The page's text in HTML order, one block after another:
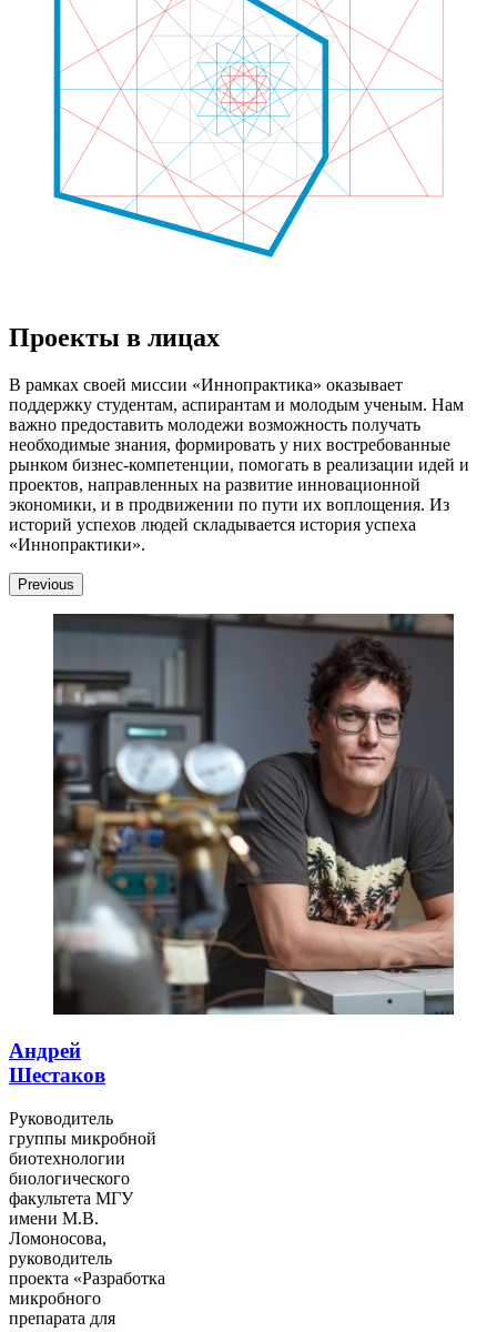
Проекты в лицах
В рамках своей миссии «Иннопрактика» оказывает
поддержку студентам, аспирантам и молодым ученым. Нам
важно предоставить молодежи возможность получать
необходимые знания, формировать у них востребованные
рынком бизнес-компетенции, помогать в реализации идей и
проектов, направленных на развитие инновационной
экономики, и в продвижении по пути их воплощения. Из
историй успехов людей складывается история успеха
«Иннопрактики».
Previous
Андрей
Шестаков
Руководитель
группы микробной
биотехнологии
биологического
факультета МГУ
имени М.В.
Ломоносова,
руководитель
проекта «Разработка
микробного
препарата для